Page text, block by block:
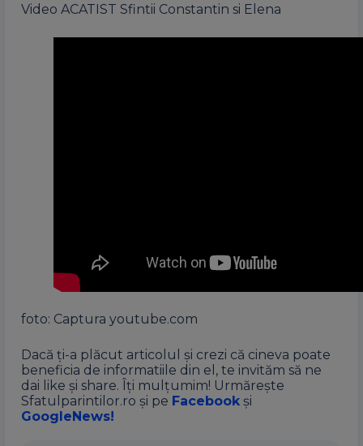
Video ACATIST Sfintii Constantin si Elena
foto: Captura youtube.com
Dacă ți-a plăcut articolul și crezi că cineva poate
beneficia de informatiile din el, te invităm să ne
dai like și share. Îți mulțumim! Urmărește
Sfatulparintilor.ro și pe Facebook și
GoogleNews!